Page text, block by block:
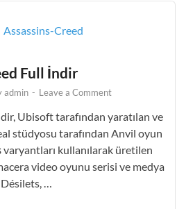
Full İndir
admin - Leave a Comment
Ubisoft tarafından yaratılan ve
stüdyosu tarafından Anvil oyun
kullanılarak üretilen
video oyunu serisi ve medya
Désilets, …